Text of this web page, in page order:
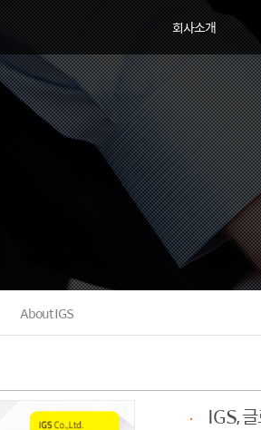
회사소개
About IGS
IGS,